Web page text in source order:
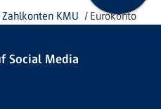
Zahlkonten KMU Eurokonto
Social Media